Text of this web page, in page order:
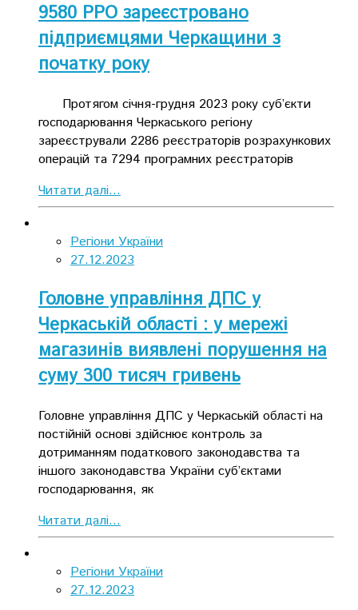
9580 РРО зареєстровано
підприємцями Черкащини з
початку року
Протягом січня-грудня 2023 року суб’єкти
господарювання Черкаського регіону
зареєстрували 2286 реєстраторів розрахункових
операцій та 7294 програмних реєстраторів
Читати далі...
Регіони України
27.12.2023
Головне управління ДПС у
Черкаській області : у мережі
магазинів виявлені порушення на
суму 300 тисяч гривень
Головне управління ДПС у Черкаській області на
постійній основі здійснює контроль за
дотриманням податкового законодавства та
іншого законодавства України суб’єктами
господарювання, як
Читати далі...
Регіони України
27.12.2023